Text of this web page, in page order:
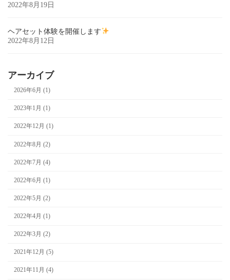
2022年8月19日
ヘアセット体験を開催します
2022年8月12日
アーカイブ
2026年6月 (1)
2023年1月 (1)
2022年12月 (1)
2022年8月 (2)
2022年7月 (4)
2022年6月 (1)
2022年5月 (2)
2022年4月 (1)
2022年3月 (2)
2021年12月 (5)
2021年11月 (4)